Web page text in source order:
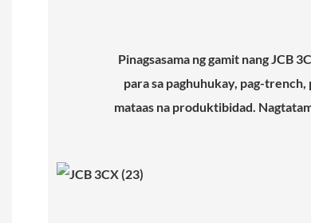
Pinagsasama ng gamit nang JCB
para sa paghuhukay, pag-
mataas na produktibidad.